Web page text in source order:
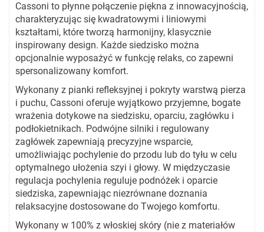
Cassoni to płynne połączenie piękna z innowacyjnością,
charakteryzując się kwadratowymi i liniowymi
kształtami, które tworzą harmonijny, klasycznie
inspirowany design. Każde siedzisko można
opcjonalnie wyposażyć w funkcję relaks, co zapewni
spersonalizowany komfort.
Wykonany z pianki refleksyjnej i pokryty warstwą pierza
i puchu, Cassoni oferuje wyjątkowo przyjemne, bogate
wrażenia dotykowe na siedzisku, oparciu, zagłówku i
podłokietnikach. Podwójne silniki i regulowany
zagłówek zapewniają precyzyjne wsparcie,
umożliwiając pochylenie do przodu lub do tyłu w celu
optymalnego ułożenia szyi i głowy. W międzyczasie
regulacja pochylenia reguluje podnóżek i oparcie
siedziska, zapewniając niezrównane doznania
relaksacyjne dostosowane do Twojego komfortu.
Wykonany w 100% z włoskiej skóry (nie z materiałów